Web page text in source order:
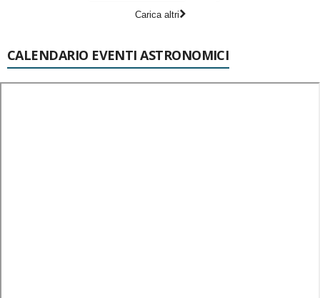
Carica altri
CALENDARIO EVENTI ASTRONOMICI